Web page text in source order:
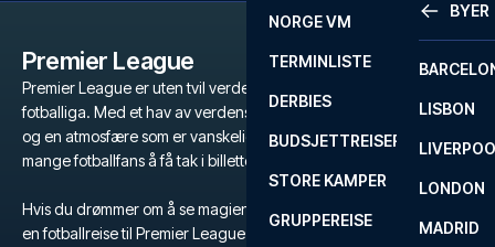
BYER
LISBON
LONDON
MADRID
NORGE VM
TERMINLISTE
DERBIES
BUDSJETTREISER
STORE KAMPER
GRUPPEREISE
Premier League
Premier League er uten tvil verdens mest populære og intense
fotballiga. Med et hav av verdensstjerner, legendariske klubber
og en atmosfære som er vanskelig å matche, er det en drøm for
mange fotballfans å få tak i billetter til Premier League.
Hvis du drømmer om å se magien utfolde seg på gressmatta, er
en fotballreise til Premier League den ultimate opplevelsen. Kjenn